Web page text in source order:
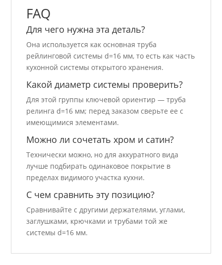
FAQ
Для чего нужна эта деталь?
Она используется как основная труба
рейлинговой системы d=16 мм, то есть как часть
кухонной системы открытого хранения.
Какой диаметр системы проверить?
Для этой группы ключевой ориентир — труба
релинга d=16 мм; перед заказом сверьте ее с
имеющимися элементами.
Можно ли сочетать хром и сатин?
Технически можно, но для аккуратного вида
лучше подбирать одинаковое покрытие в
пределах видимого участка кухни.
С чем сравнить эту позицию?
Сравнивайте с другими держателями, углами,
заглушками, крючками и трубами той же
системы d=16 мм.